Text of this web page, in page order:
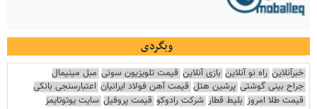
وبگردی
خبرآنلاین راه نو آنلاین بازی آنلاین قیمت تلویزیون سونی مبل مینیمال
جراح بینی گوشتی پرشین هتل قیمت آهن فولاد ایرانیان اعتبارسنجی بانکی
قیمت طلا امروز بلیط قطار شرکت رادوکو قیمت پروفیل سایت یوتوتایمز